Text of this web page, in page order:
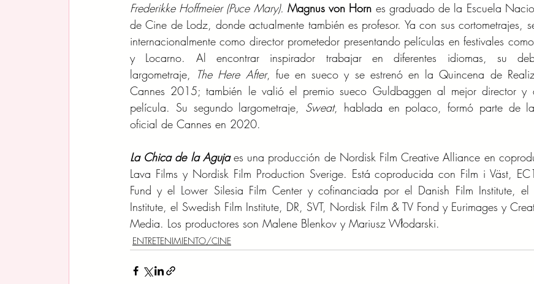
Frederikke Hoffmeier (Puce Mary). Magnus von Horn es graduado de la Escuela
de Cine de Lodz, donde actualmente también es profesor. Ya con sus cortometrajes,
internacionalmente como director prometedor presentando películas en festivales
y Locarno. Al encontrar inspirador trabajar en diferentes idiomas, su
largometraje, The Here After, fue en sueco y se estrenó en la Quincena de
Cannes 2015; también le valió el premio sueco Guldbaggen al mejor director y
película. Su segundo largometraje, Sweat, hablada en polaco, formó parte de
oficial de Cannes en 2020.
La Chica de la Aguja es una producción de Nordisk Film Creative Alliance en
Lava Films y Nordisk Film Production Sverige. Está coproducida con Film i Väst,
Fund y el Lower Silesia Film Center y cofinanciada por el Danish Film Institute, el
Institute, el Swedish Film Institute, DR, SVT, Nordisk Film & TV Fond y Eurimages y
Media. Los productores son Malene Blenkov y Mariusz Włodarski.
ENTRETENIMIENTO/CINE